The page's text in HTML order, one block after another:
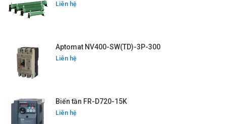
Liên hệ
Aptomat NV400-SW(TD)-3P-300
Liên hệ
Biến tần FR-D720-15K
Liên hệ